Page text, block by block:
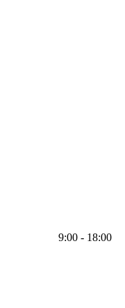
9:00 - 18:00